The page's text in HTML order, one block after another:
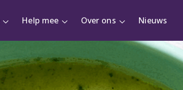
Help mee Over ons Nieuws